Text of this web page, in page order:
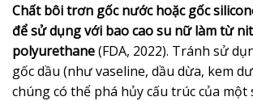
Chất bôi trơn gốc nước hoặc gốc
để sử dụng với bao cao su nữ làm từ
polyurethane(FDA, 2022). Tránh sử
gốc dầu (như vaseline, dầu dừa, kem
chúng có thể phá hủy cấu trúc của một